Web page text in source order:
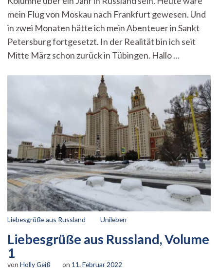
2
mein Flug von Moskau nach Frankfurt gewesen. Und
in zwei Monaten hätte ich mein Abenteuer in Sankt
Petersburg fortgesetzt. In der Realität bin ich seit
Mitte März schon zurück in Tübingen. Hallo …
Liebesgrüße aus Russland Unileben
Liebesgrüße aus Russland, Volume
1
von Holly Geiß on 11. Februar 2022